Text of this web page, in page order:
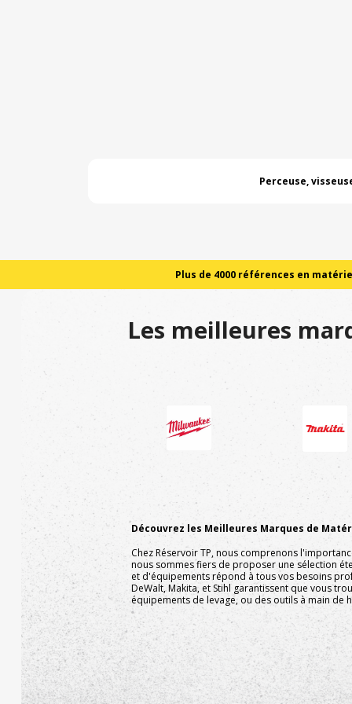
Perceuse,
Plus de 4000 références en
Les meilleures
Découvrez les Meilleures Marques de
Chez Réservoir TP, nous comprenons
nous sommes fiers de proposer une sélection
et d'équipements répond à tous vos besoins
DeWalt, Makita, et Stihl garantissent que vous
équipements de levage, ou des outils à main